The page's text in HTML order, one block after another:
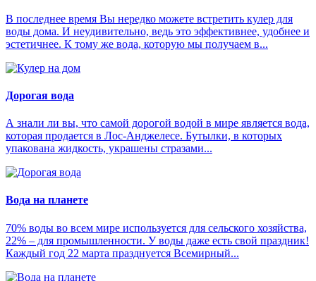
В последнее время Вы нередко можете встретить кулер для
воды дома. И неудивительно, ведь это эффективнее, удобнее и
эстетичнее. К тому же вода, которую мы получаем в...
Дорогая вода
А знали ли вы, что самой дорогой водой в мире является вода,
которая продается в Лос-Анджелесе. Бутылки, в которых
упакована жидкость, украшены стразами...
Вода на планете
70% воды во всем мире используется для сельского хозяйства,
22% – для промышленности. У воды даже есть свой праздник!
Каждый год 22 марта празднуется Всемирный...